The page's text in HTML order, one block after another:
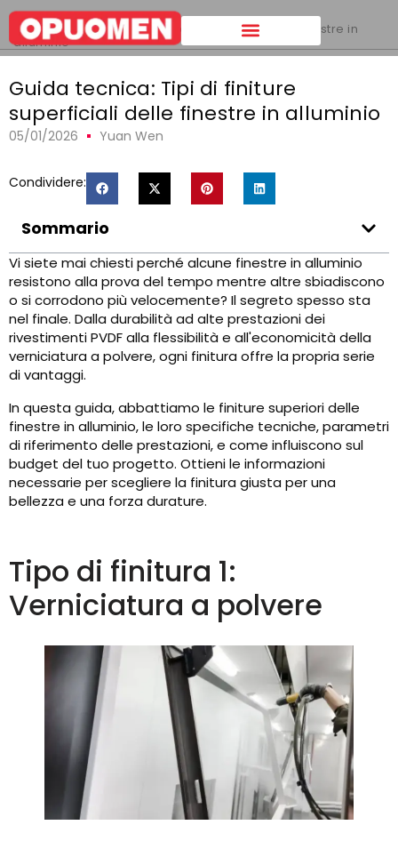
Casa >
Guida tecnica: Tipi di finiture superficiali delle finestre in
alluminio
Guida tecnica: Tipi di finiture
superficiali delle finestre in alluminio
05/01/2026 Yuan Wen
Condividere:
Sommario
Vi siete mai chiesti perché alcune finestre in alluminio
resistono alla prova del tempo mentre altre sbiadiscono
o si corrodono più velocemente? Il segreto spesso sta
nel finale. Dalla durabilità ad alte prestazioni dei
rivestimenti PVDF alla flessibilità e all'economicità della
verniciatura a polvere, ogni finitura offre la propria serie
di vantaggi.
In questa guida, abbattiamo le finiture superiori delle
finestre in alluminio, le loro specifiche tecniche, parametri
di riferimento delle prestazioni, e come influiscono sul
budget del tuo progetto. Ottieni le informazioni
necessarie per scegliere la finitura giusta per una
bellezza e una forza durature.
Tipo di finitura 1:
Verniciatura a polvere